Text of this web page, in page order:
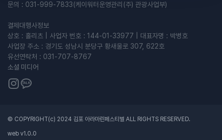
문의 : 031-999-7833(케이워터운영관리(주) 관광사업부)
결제대행사정보
상호 : 홀리츠 | 사업자 번호 : 144-01-33977 | 대표자명 : 박병호
사업장 주소 : 경기도 성남시 분당구 황새울로 307, 622호
유선연락처 : 031-707-8767
소셜 미디어
© COPYRIGHT(c) 2024 김포 아라마린페스티벌 ALL RIGHTS RESERVED.
web v1.0.0